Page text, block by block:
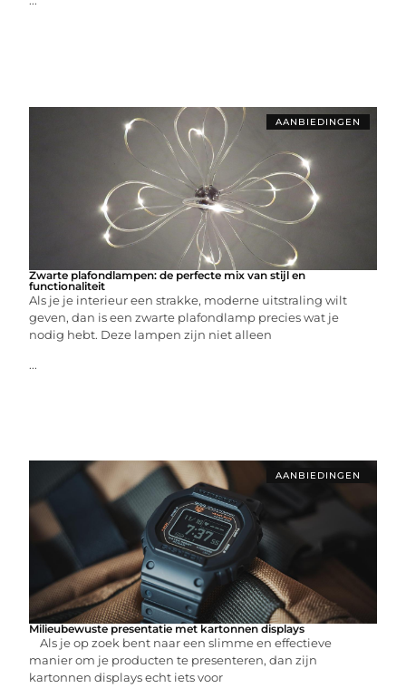
AANBIEDINGEN
Zwarte plafondlampen: de perfecte mix van stijl en
functionaliteit
Als je je interieur een strakke, moderne uitstraling wilt
geven, dan is een zwarte plafondlamp precies wat je
nodig hebt. Deze lampen zijn niet alleen
...
AANBIEDINGEN
Milieubewuste presentatie met kartonnen displays
Als je op zoek bent naar een slimme en effectieve
manier om je producten te presenteren, dan zijn
kartonnen displays echt iets voor